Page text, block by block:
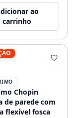
ao
carrinho
Chopin
de parede com
flexível fosca